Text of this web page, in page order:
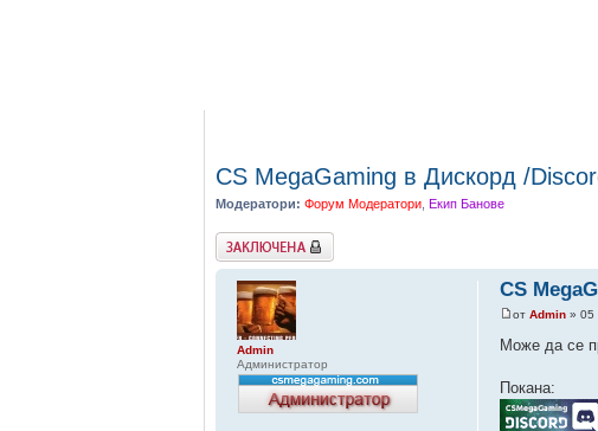
CS MegaGaming в Дискорд /
Модератори: Форум Модератори Екип Банове
Заключена
CS
отAdmin » 05
Може да се
Покана:
Admin
Администратор